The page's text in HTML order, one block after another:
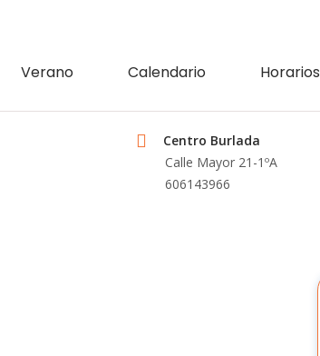
Verano Calendario Horarios
Centro Burlada
Calle Mayor 21-1ºA
606143966